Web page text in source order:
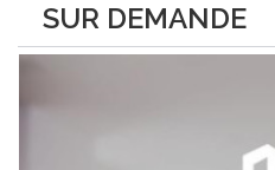
SUR DEMANDE
Liegenschaft in einem
zeitgemässen Wohnkomfort